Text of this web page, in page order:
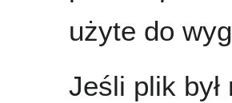
użyte do
Jeśli plik